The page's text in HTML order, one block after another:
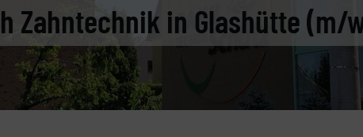
Zahntechnik in Glashütte (m/